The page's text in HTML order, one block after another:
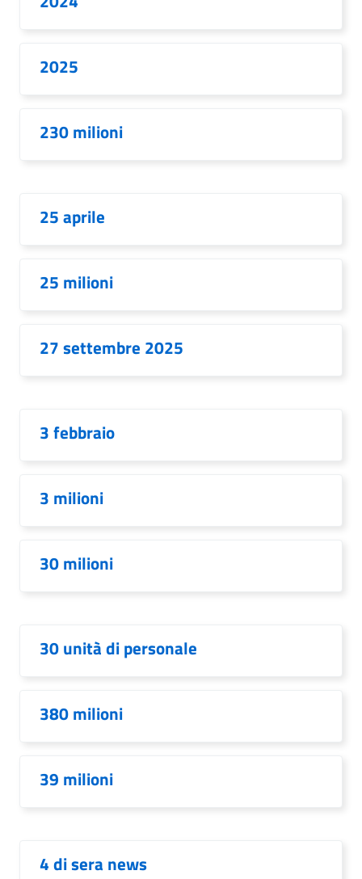
2025
230 milioni
25 aprile
25 milioni
27 settembre 2025
3 febbraio
3 milioni
30 milioni
30 unità di personale
380 milioni
39 milioni
4 di sera news